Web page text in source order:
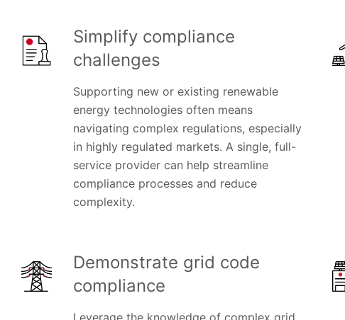
Simplify compliance
challenges
Supporting new or existing renewable
energy technologies often means
navigating complex regulations, especially
in highly regulated markets. A single, full-
service provider can help streamline
compliance processes and reduce
complexity.
Demonstrate grid code
compliance
Leverage the knowledge of complex grid